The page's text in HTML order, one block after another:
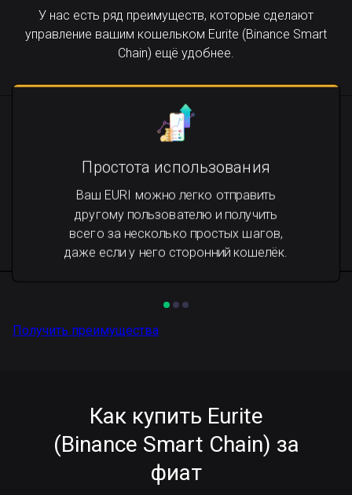
У нас есть ряд преимуществ, которые сделают
управление вашим кошельком Eurite (Binance Smart
Chain) ещё удобнее.
Простота использования
Ваш EURI можно легко отправить
другому пользователю и получить
всего за несколько простых шагов,
даже если у него сторонний кошелёк.
Получить преимущества
Как купить Eurite
(Binance Smart Chain) за
фиат